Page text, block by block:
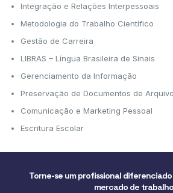
Integração e Relações Interpessoais
Metodologia do Trabalho Científico
Gestão de Carreira
LIBRAS – Língua Brasileira de Sinais
Gerenciamento da Informação
Preservação de Documentos de
Comunicação e Marketing Pessoal
Escritura Escolar
Torne-se um profissional
mercado de